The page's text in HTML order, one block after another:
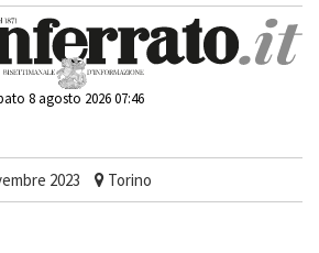
8 agosto 2026 07:46
2023 Torino